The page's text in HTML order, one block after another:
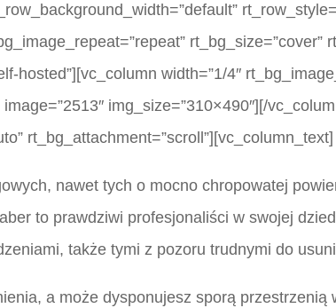
rt_bg_size=”cover”
hosted”][vc_column width=”1/4″
img_size=”310×490″][/
rt_bg_attachment=”scroll”][vc_column_text]
nawet tych o mocno chropowatej
to prawdziwi profesjonaliści w swojej
także tymi z pozoru trudnymi do
a może dysponujesz sporą przestrzenią